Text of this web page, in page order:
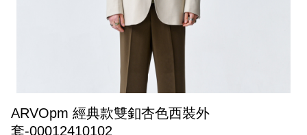
ARVOpm 經典款雙釦杏色西裝外
套-00012410102